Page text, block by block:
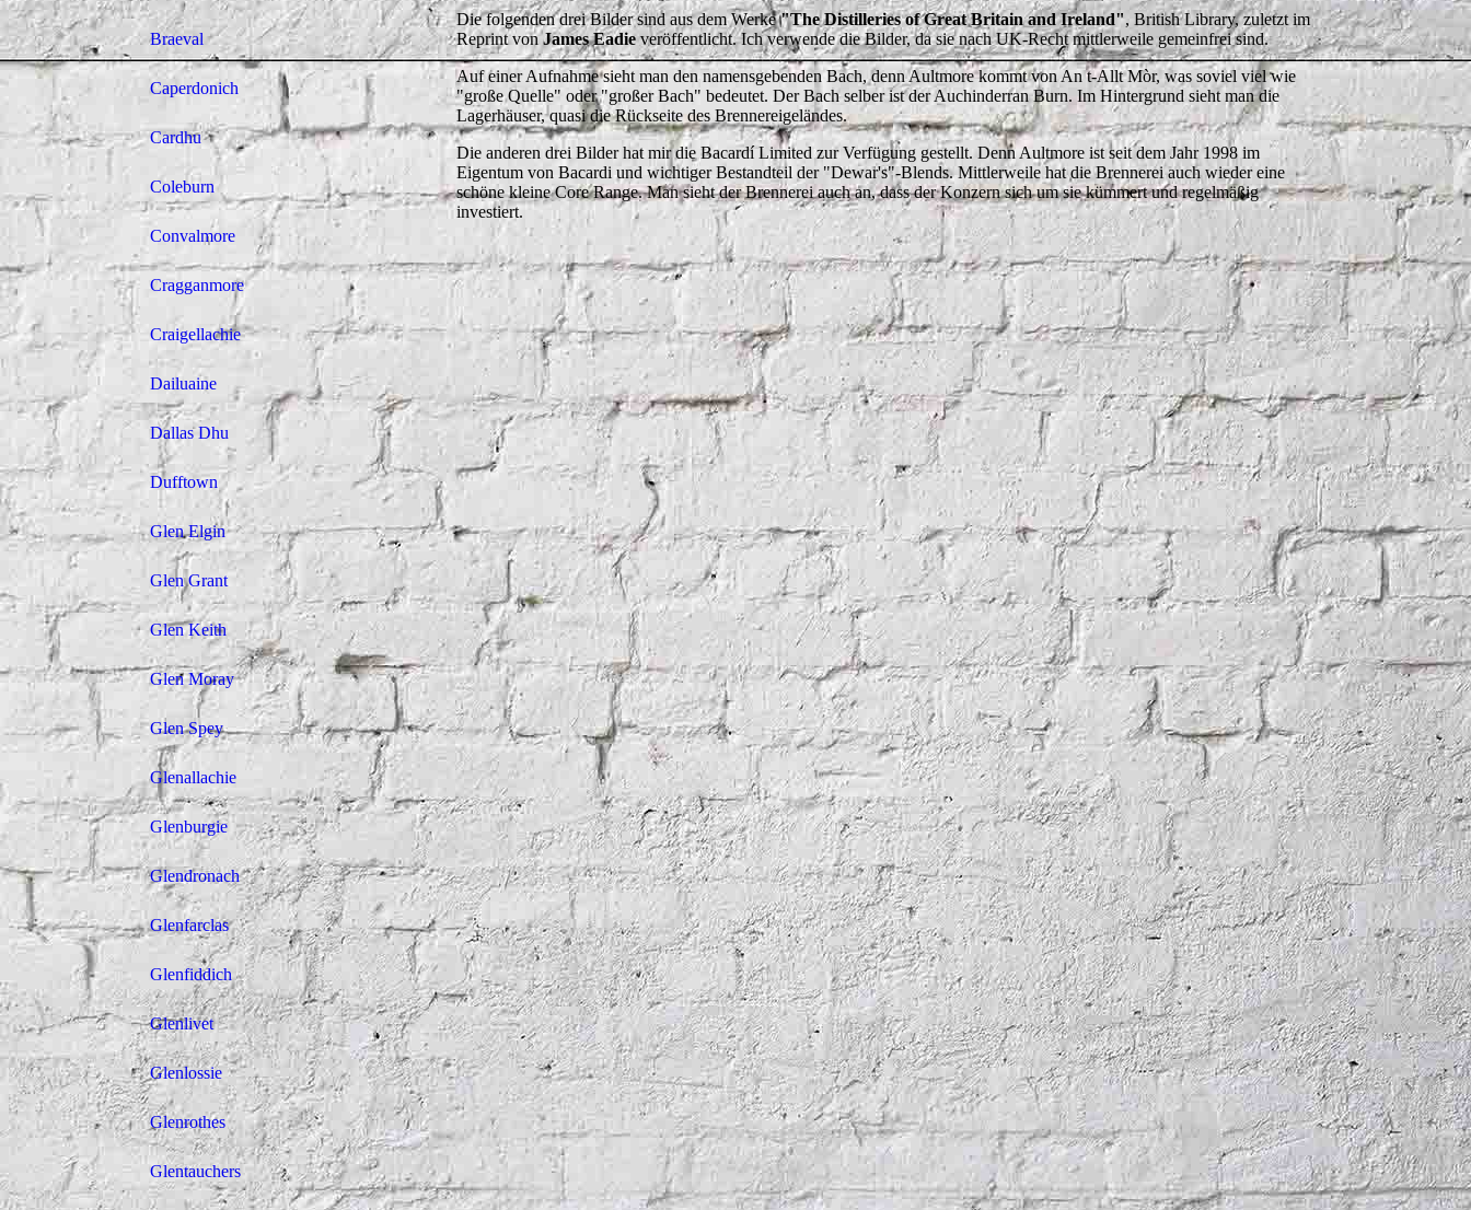
Braeval
Caperdonich
Cardhu
Coleburn
Convalmore
Cragganmore
Craigellachie
Dailuaine
Dallas Dhu
Dufftown
Glen Elgin
Glen Grant
Glen Keith
Glen Moray
Glen Spey
Glenallachie
Glenburgie
Glendronach
Glenfarclas
Glenfiddich
Glenlivet
Glenlossie
Glenrothes
Glentauchers
Die folgenden drei Bilder sind aus dem Werke"The Distilleries of Great Britain and Ireland", British Library, zuletzt im
Reprint vonJames Eadieveröffentlicht. Ich verwende die Bilder, da sie nach UK-Recht mittlerweile gemeinfrei sind.
Auf einer Aufnahme sieht man den namensgebenden Bach, denn Aultmore kommt von An t-Allt Mòr, was soviel viel wie
"große Quelle" oder "großer Bach" bedeutet. Der Bach selber ist der Auchinderran Burn. Im Hintergrund sieht man die
Lagerhäuser, quasi die Rückseite des Brennereigeländes.
Die anderen drei Bilder hat mir die Bacardí Limited zur Verfügung gestellt. Denn Aultmore ist seit dem Jahr 1998 im
Eigentum von Bacardi und wichtiger Bestandteil der "Dewar's"-Blends. Mittlerweile hat die Brennerei auch wieder eine
schöne kleine Core Range. Man sieht der Brennerei auch an, dass der Konzern sich um sie kümmert und regelmäßig
investiert.